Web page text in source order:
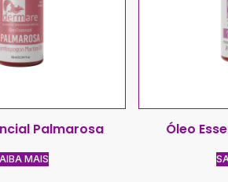
Palmarosa
MAIS
Óleo